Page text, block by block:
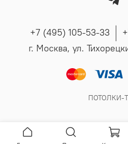
+7 (495) 105-53-33
г. Москва, ул.
ПОТОЛКИ-